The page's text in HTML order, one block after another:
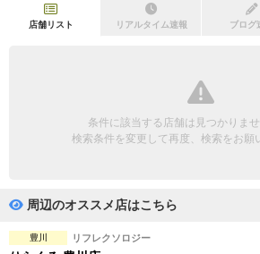
初回割引あり リピ
団体
ペアルームあり
フットバスあり
店舗リスト リアルタイム速報 ブログ
条件に該当する店舗は見つかりませ
検索条件を変更して再度、検索をお願
周辺のオススメ店はこちら
豊川 リフレクソロジー